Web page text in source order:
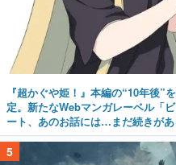
『超かぐや姫！』本編の“10年後”
定。新たなWebマンガレーベル「
ート、あのお話には…まだ続きがあ
5